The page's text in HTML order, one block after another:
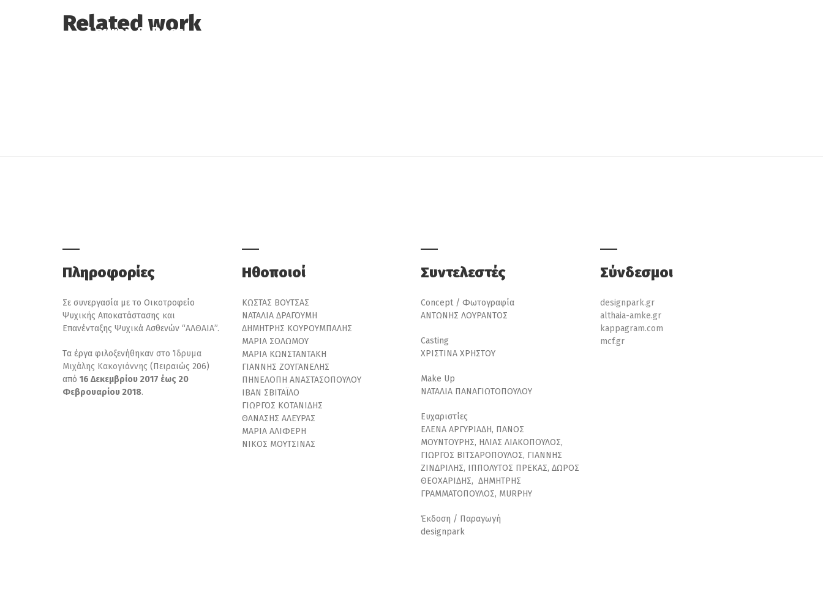
Related work
Lauren & Ross
Πληροφορίες
Σε συνεργασία με το Οικοτροφείο
Ψυχικής Αποκατάστασης και
Επανένταξης Ψυχικά Ασθενών “ΑΛΘΑΙΑ”.
Tα έργα φιλοξενήθηκαν στο Ίδρυμα
Μιχάλης Κακογιάννης (Πειραιώς 206)
από 16 Δεκεμβρίου 2017 έως 20
Φεβρουαρίου 2018.
Ηθοποιοί
ΚΩΣΤΑΣ ΒΟΥΤΣΑΣ
ΝΑΤΑΛΙΑ ΔΡΑΓΟΥΜΗ
ΔΗΜΗΤΡΗΣ ΚΟΥΡΟΥΜΠΑΛΗΣ
ΜΑΡΙΑ ΣΟΛΩΜΟΥ
ΜΑΡΙΑ ΚΩΝΣΤΑΝΤΑΚΗ
ΓΙΑΝΝΗΣ ΖΟΥΓΑΝΕΛΗΣ
ΠΗΝΕΛΟΠΗ ΑΝΑΣΤΑΣΟΠΟΥΛΟΥ
ΙΒΑΝ ΣΒΙΤΑΪΛΟ
ΓΙΩΡΓΟΣ ΚΟΤΑΝΙΔΗΣ
ΘΑΝΑΣΗΣ ΑΛΕΥΡΑΣ
ΜΑΡΙΑ ΑΛΙΦΕΡΗ
ΝΙΚΟΣ ΜΟΥΤΣΙΝΑΣ
Συντελεστές
Concept / Φωτογραφία
AΝΤΩΝΗΣ ΛΟΥΡΑΝΤΟΣ
Casting
XΡΙΣΤΙΝΑ ΧΡΗΣΤΟΥ
Μake Up
ΝΑΤΑΛΙΑ ΠΑΝΑΓΙΩΤΟΠΟΥΛΟΥ
Ευχαριστίες
ΕΛΕΝΑ ΑΡΓΥΡΙΑΔΗ, ΠΑΝΟΣ
ΜΟΥΝΤΟΥΡΗΣ, ΗΛΙΑΣ ΛΙΑΚΟΠΟΥΛΟΣ,
ΓΙΩΡΓΟΣ ΒΙΤΣΑΡΟΠΟΥΛΟΣ, ΓΙΑΝΝΗΣ
ΖΙΝΔΡΙΛΗΣ, ΙΠΠΟΛΥΤΟΣ ΠΡΕΚΑΣ, ΔΩΡΟΣ
ΘΕΟΧΑΡΙΔΗΣ, ΔΗΜΗΤΡΗΣ
ΓΡΑΜΜΑΤΟΠΟΥΛΟΣ, MURPHY
Έκδοση / Παραγωγή
designpark
Σύνδεσμοι
designpark.gr
althaia-amke.gr
kappagram.com
mcf.gr